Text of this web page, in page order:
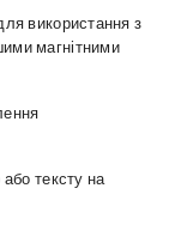
використання з
магнітними
тексту на